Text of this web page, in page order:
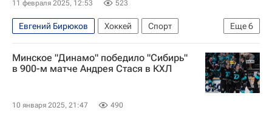
11 февраля 2025, 12:53 523
Еще6
Евгений Бирюков Хоккей
Спорт
Илья Каблуков
Вадим Шипачев
Авангард
Адмирал
ХК Динамо (Москва)
Минское "Динамо" победило "Сибирь"
в 900-м матче Андрея Стася в КХЛ
10 января 2025, 21:47 490